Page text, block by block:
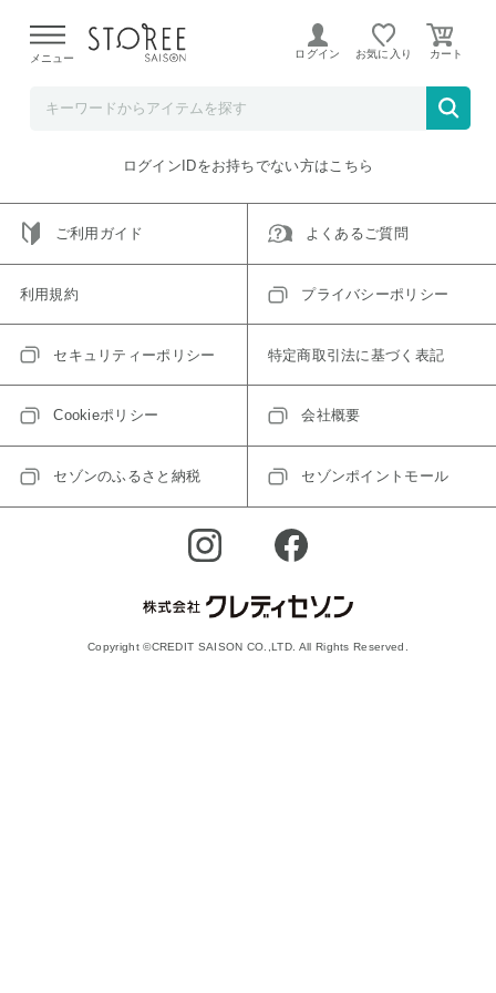
よる配送遅延が発生しております。
メニュー ログイン お気に入り
ご指定のアイテムは取り扱い終了、またはただいま取り扱い
トップへ戻る
ログインIDをお持ちでない方はこちら
ご利用ガイド よくあるご質問
利用規約 プライバシーポリシー
セキュリティーポリシー 特定商取引法に基づく表記
Cookieポリシー 会社概要
セゾンのふるさと納税 セゾンポイントモール
Copyright ©CREDIT SAISON CO.,LTD. All Rights Reserved.